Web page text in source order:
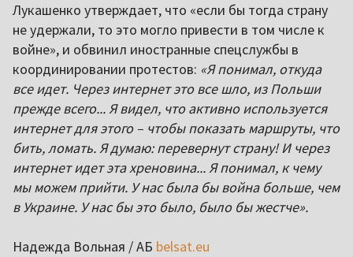
Лукашенко утверждает, что «если бы тогда страну
не удержали, то это могло привести в том числе к
войне», и обвинил иностранные спецслужбы в
координировании протестов: «Я понимал, откуда
все идет. Через интернет это все шло, из Польши
прежде всего... Я видел, что активно используется
интернет для этого – чтобы показать маршруты, что
бить, ломать. Я думаю: перевернут страну! И через
интернет идет эта хреновина... Я понимал, к чему
мы можем прийти. У нас была бы война больше, чем
в Украине. У нас бы это было, было бы жестче».
Надежда Вольная / АБ belsat.eu